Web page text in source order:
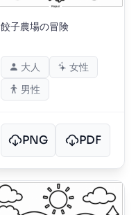
餃子農場の冒険
大人
女性
男性
PNG PDF